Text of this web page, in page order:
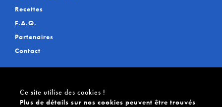
Recettes
F.A.Q.
Partenaires
Contact
Ce site utilise des cookies !
Plus de détails sur nos cookies peuvent être trouvés